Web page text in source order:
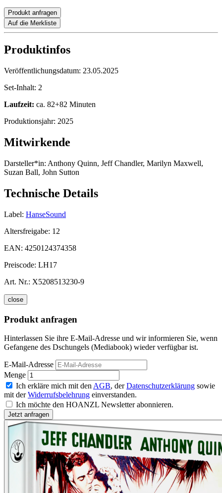
Produkt anfragen
Auf die Merkliste
Produktinfos
Veröffentlichungsdatum: 23.05.2025
Set-Inhalt: 2
Laufzeit: ca. 82+82 Minuten
Produktionsjahr: 2025
Mitwirkende
Darsteller*in: Anthony Quinn, Jeff Chandler, Marilyn Maxwell,
Suzan Ball, John Sutton
Technische Details
Label: HanseSound
Altersfreigabe: 12
EAN: 4250124374358
Preiscode: LH17
Art. Nr.: X5208513230-9
close
Produkt anfragen
Hinterlassen Sie ihre E-Mail-Adresse und wir informieren Sie, wenn
Gefangene des Dschungels (Mediabook) wieder verfügbar ist.
E-Mail-Adresse
Menge
Ich erkläre mich mit den AGB, derDatenschutzerklärung sowie
mit derWiderrufsbelehrung einverstanden.
Ich möchte den HOANZL Newsletter abonnieren.